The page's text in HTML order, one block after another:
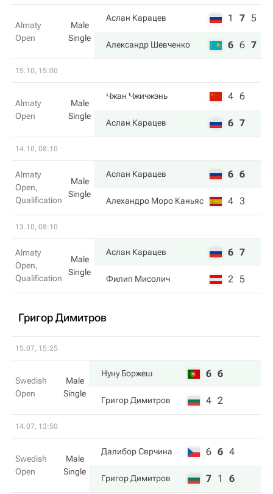
Almaty
Open
Male
Single
Аслан Карацев 1 7 5
Александр Шевченко 6 6 7
15.10, 15:00
Almaty
Open
Male
Single
Чжан Чжичжэнь 4 6
Аслан Карацев 6 7
14.10, 08:10
Almaty
Open,
Qualification
Male
Single
Аслан Карацев 6 6
Алехандро Моро Каньяс 4 3
13.10, 08:10
Almaty
Open,
Qualification
Male
Single
Аслан Карацев 6 7
Филип Мисолич 2 5
Григор Димитров
15.07, 15:25
Swedish
Open
Male
Single
Нуну Боржеш 6 6
Григор Димитров 4 2
14.07, 13:50
Swedish
Open
Male
Single
Далибор Сврчина 6 6 4
Григор Димитров 7 1 6